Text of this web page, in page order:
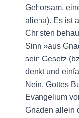
Gehorsam,
aliena). Es ist
Christen
Sinn »aus
sein Gesetz
denkt und
Nein, Gottes
Evangelium
Gnaden allein